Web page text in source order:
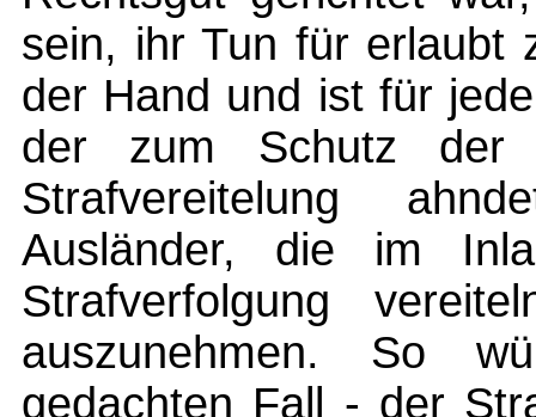
sein, ihr Tun für erlaubt
der Hand und ist für
der zum Schutz der
Strafvereitelung
Ausländer, die im
Strafverfolgung
auszunehmen. So
gedachten Fall - der